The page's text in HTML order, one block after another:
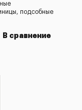
подсобные
В сравнение